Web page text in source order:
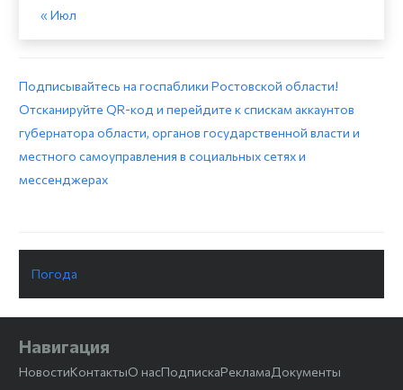
« Июл
Подписывайтесь на госпаблики Ростовской области!
Отсканируйте QR-код и перейдите к спискам аккаунтов
губернатора области, органов государственной власти и
местного самоуправления в социальных сетях и
мессенджерах
Погода
Навигация
НовостиКонтактыО насПодпискаРекламаДокументы